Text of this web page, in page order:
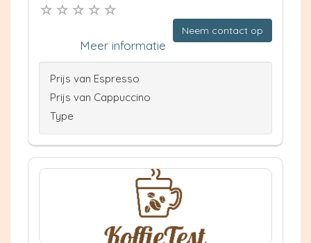
Neem contact op
Meer informatie
Prijs van Espresso
Prijs van Cappuccino
Type